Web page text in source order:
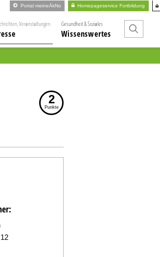
Portal meineÄkNo Homepageservice Fortbildung
Veranstaltungen Gesundheit & Soziales
Wissenswertes
2
Punkte